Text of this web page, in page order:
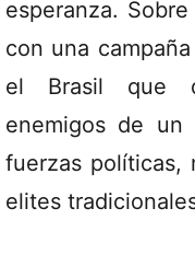
esperanza.
con una
el Brasil que
enemigos de un
fuerzas políticas,
elites